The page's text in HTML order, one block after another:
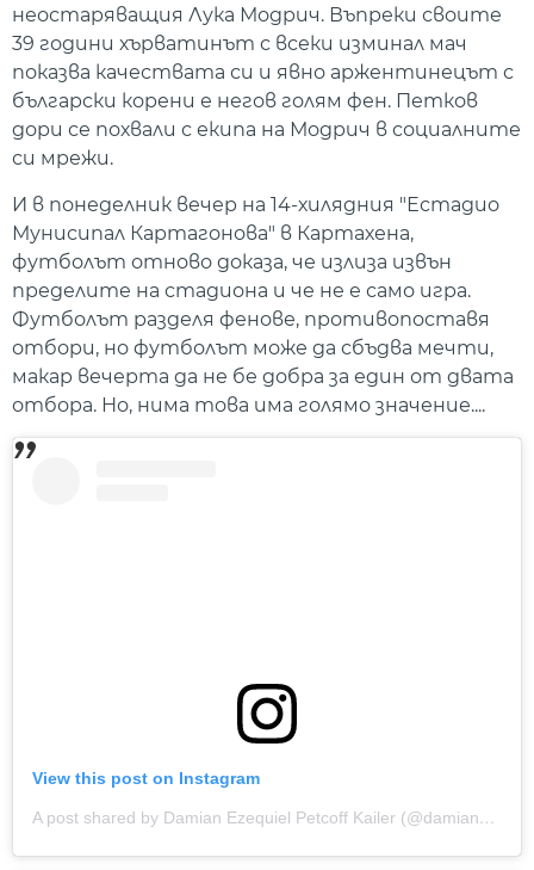
неостаряващия Лука Модрич. Въпреки своите
39 години хърватинът с всеки изминал мач
показва качествата си и явно аржентинецът с
български корени е негов голям фен. Петков
дори се похвали с екипа на Модрич в социалните
си мрежи.
И в понеделник вечер на 14-хилядния "Естадио
Мунисипал Картагонова" в Картахена,
футболът отново доказа, че излиза извън
пределите на стадиона и че не е само игра.
Футболът разделя фенове, противопоставя
отбори, но футболът може да сбъдва мечти,
макар вечерта да не бе добра за един от двата
отбора. Но, нима това има голямо значение....
View this post on Instagram
A post shared by Damian Ezequiel Petcoff Kailer (@damianpetcoff)